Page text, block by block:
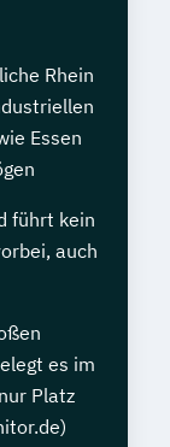
Rhein
Essen
führt kein
auch
es im
Platz